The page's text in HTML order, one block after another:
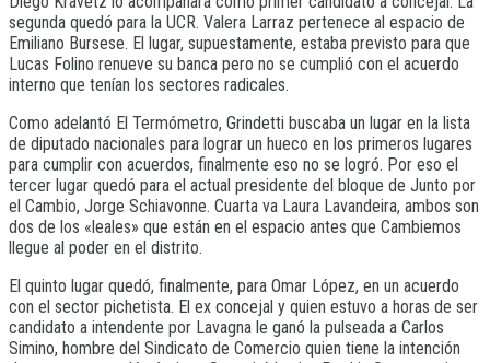
segunda quedó para la UCR. Valera Larraz pertenece al espacio de
Emiliano Bursese. El lugar, supuestamente, estaba previsto para que
Lucas Folino renueve su banca pero no se cumplió con el acuerdo
interno que tenían los sectores radicales.
Como adelantó El Termómetro, Grindetti buscaba un lugar en la lista
de diputado nacionales para lograr un hueco en los primeros lugares
para cumplir con acuerdos, finalmente eso no se logró. Por eso el
tercer lugar quedó para el actual presidente del bloque de Junto por
el Cambio, Jorge Schiavonne. Cuarta va Laura Lavandeira, ambos son
dos de los «leales» que están en el espacio antes que Cambiemos
llegue al poder en el distrito.
El quinto lugar quedó, finalmente, para Omar López, en un acuerdo
con el sector pichetista. El ex concejal y quien estuvo a horas de ser
candidato a intendente por Lavagna le ganó la pulseada a Carlos
Simino, hombre del Sindicato de Comercio quien tiene la intención